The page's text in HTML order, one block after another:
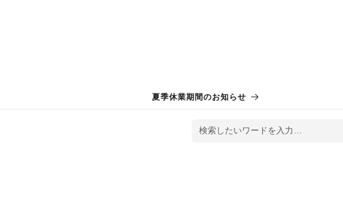
夏季休業期間のお知らせ
検索したいワードを入力…